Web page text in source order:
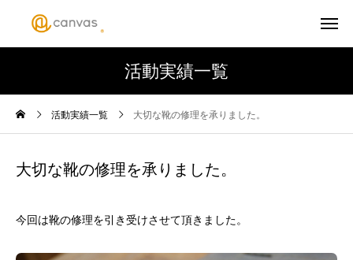
活動実績一覧
活動実績一覧 大切な靴の修理を承りました。
大切な靴の修理を承りました。
今回は靴の修理を引き受けさせて頂きました。